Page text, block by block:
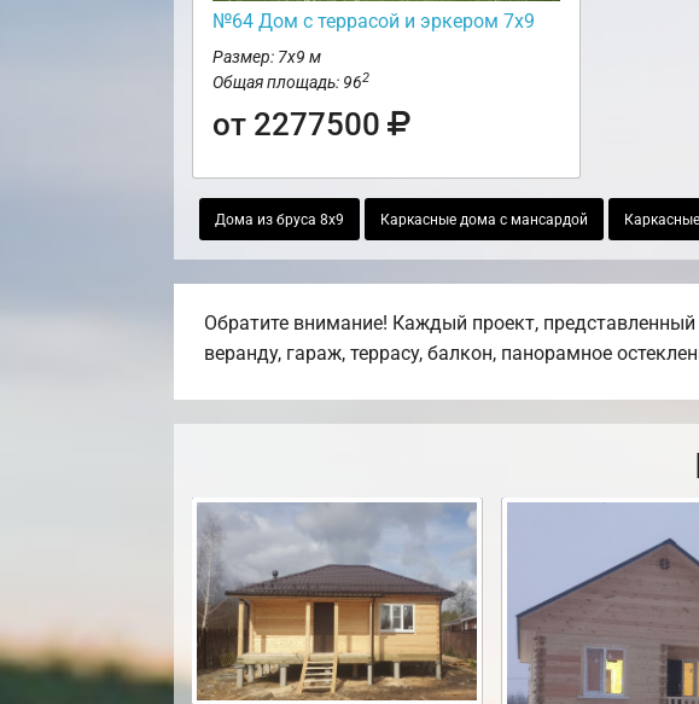
№64 Дом с террасой и эркером 7х9
Размер: 7х9 м
Общая площадь: 962
от 2277500
Дома из бруса 8х9 Каркасные дома с мансардой
Обратите внимание! Каждый проект,
веранду, гараж, террасу, балкон, панорамное